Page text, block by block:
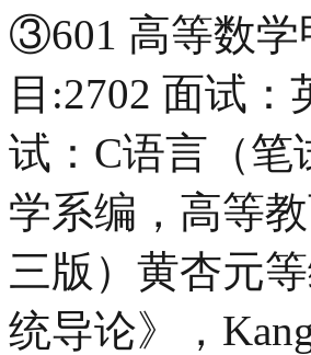
③601 高等数学
目:2702 面试
试：C语言（笔
学系编，高等
三版）黄杏元
统导论》，